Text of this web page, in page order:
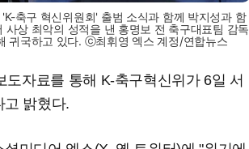
축구 혁신위원회' 출범 소식과 함께 박지성과 함
상 최악의 성적을 낸 홍명보 전 축구대표팀 감독
귀국하고 있다. ⓒ최휘영 엑스 계정/연합뉴스
자료를 통해 K-축구혁신위가 6일 서
고 밝혔다.